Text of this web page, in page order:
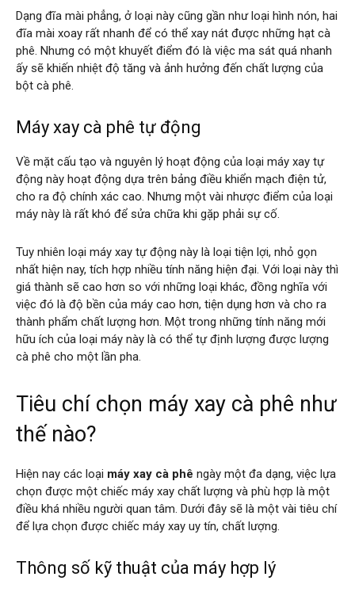
Dạng đĩa mài phẳng, ở loại này cũng gần như loại hình nón, hai
đĩa mài xoay rất nhanh để có thể xay nát được những hạt cà
phê. Nhưng có một khuyết điểm đó là việc ma sát quá nhanh
ấy sẽ khiến nhiệt độ tăng và ảnh hưởng đến chất lượng của
bột cà phê.
Máy xay cà phê tự động
Về mặt cấu tạo và nguyên lý hoạt động của loại máy xay tự
động này hoạt động dựa trên bảng điều khiển mạch điện tử,
cho ra độ chính xác cao. Nhưng một vài nhược điểm của loại
máy này là rất khó để sửa chữa khi gặp phải sự cố.
Tuy nhiên loại máy xay tự động này là loại tiện lợi, nhỏ gọn
nhất hiện nay, tích hợp nhiều tính năng hiện đại. Với loại này thì
giá thành sẽ cao hơn so với những loại khác, đồng nghĩa với
việc đó là độ bền của máy cao hơn, tiện dụng hơn và cho ra
thành phẩm chất lượng hơn. Một trong những tính năng mới
hữu ích của loại máy này là có thể tự định lượng được lượng
cà phê cho một lần pha.
Tiêu chí chọn máy xay cà phê như
thế nào?
Hiện nay các loại máy xay cà phê ngày một đa dạng, việc lựa
chọn được một chiếc máy xay chất lượng và phù hợp là một
điều khá nhiều người quan tâm. Dưới đây sẽ là một vài tiêu chí
để lựa chọn được chiếc máy xay uy tín, chất lượng.
Thông số kỹ thuật của máy hợp lý